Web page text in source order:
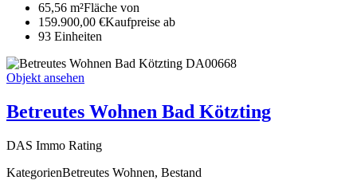
65,56 m²Fläche von
159.900,00 €Kaufpreise ab
93 Ein­heiten
DA00668
Objekt ansehen
Betreutes Wohnen Bad Kötzting
DAS Immo Rating
KategorienBetreutes Wohnen, Bestand